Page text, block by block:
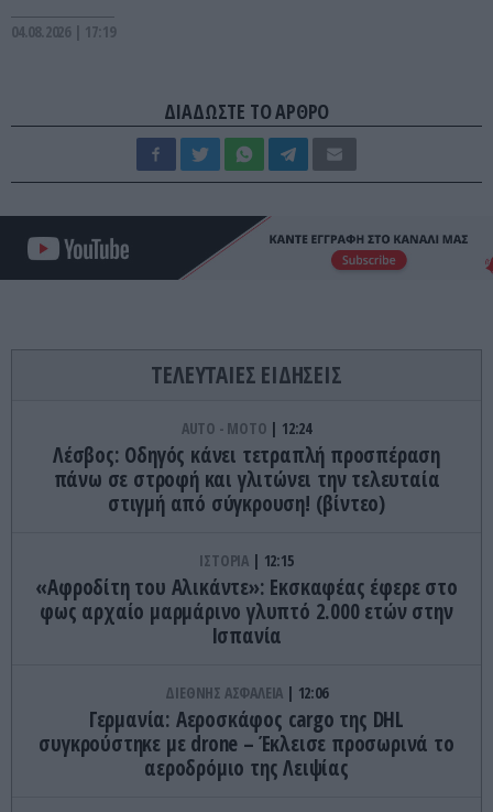
04.08.2026 | 17:19
ΔΙΑΔΩΣΤΕ ΤΟ ΑΡΘΡΟ
ΤΕΛΕΥΤΑΙΕΣ ΕΙΔΗΣΕΙΣ
AUTO - MOTO 12:24
Λέσβος: Οδηγός κάνει τετραπλή προσπέραση
πάνω σε στροφή και γλιτώνει την τελευταία
στιγμή από σύγκρουση! (βίντεο)
ΙΣΤΟΡΙΑ 12:15
«Αφροδίτη του Αλικάντε»: Εκσκαφέας έφερε στο
φως αρχαίο μαρμάρινο γλυπτό 2.000 ετών στην
Ισπανία
ΔΙΕΘΝΗΣ ΑΣΦΑΛΕΙΑ 12:06
Γερμανία: Αεροσκάφος cargo της DHL
συγκρούστηκε με drone – Έκλεισε προσωρινά το
αεροδρόμιο της Λειψίας